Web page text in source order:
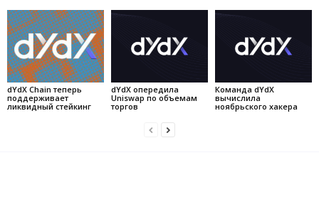
dYdX Chain теперь
поддерживает
ликвидный стейкинг
dYdX опередила
Uniswap по объемам
торгов
Команда dYdX
вычислила
ноябрьского хакера